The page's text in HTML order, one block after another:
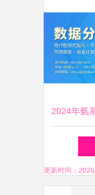
2024年氨
市场趋
用、
更新时间：